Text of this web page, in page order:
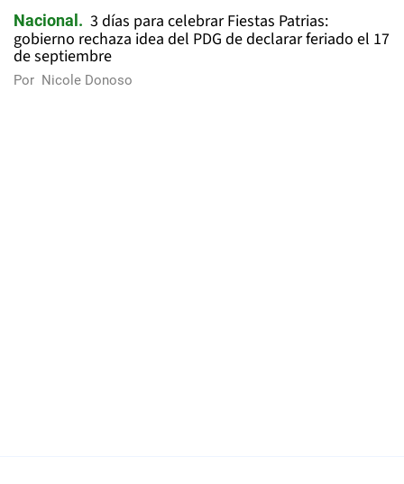
Nacional
3 días para celebrar Fiestas Patrias:
gobierno rechaza idea del PDG de declarar feriado el 17
de septiembre
Por Nicole Donoso